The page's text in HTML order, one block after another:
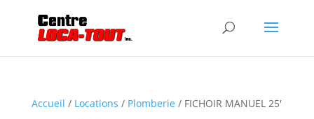
Accueil / Locations / Plomberie / FICHOIR MANUEL 25′